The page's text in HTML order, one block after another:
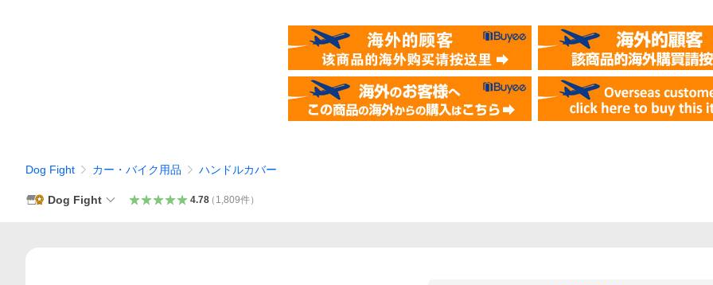
Dog Fight カー・バイク用品 ハンドルカバー
Dog Fight 4.78（ 1,809件）